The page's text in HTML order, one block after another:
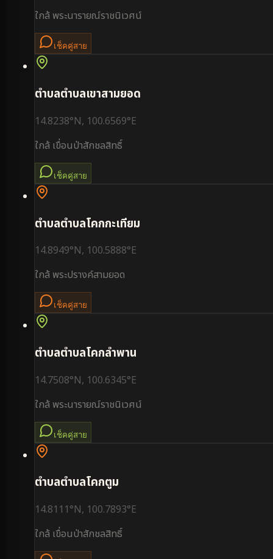
ใกล้พระนารายณ์ราชนิเวศน์
เช็คคู่สาย
ตำบลตำบลเขาสามยอด
14.8238°N, 100.6569°E
ใกล้ เขื่อนป่าสักชลสิทธิ์
เช็คคู่สาย
ตำบลตำบลโคกกะเทียม
14.8949°N, 100.5888°E
ใกล้พระปรางค์สามยอด
เช็คคู่สาย
ตำบลตำบลโคกลำพาน
14.7508°N, 100.6345°E
ใกล้พระนารายณ์ราชนิเวศน์
เช็คคู่สาย
ตำบลตำบลโคกตูม
14.8111°N, 100.7893°E
ใกล้ เขื่อนป่าสักชลสิทธิ์